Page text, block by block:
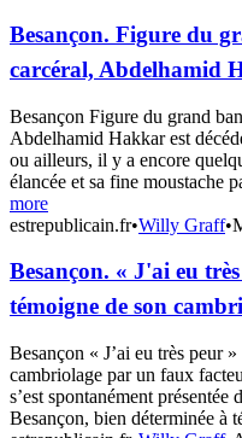
Besançon. Figure du
carcéral, Abdelhamid
Besançon Figure du grand
Abdelhamid Hakkar est
ou ailleurs, il y a encore
élancée et sa fine moustache
more
estrepublicain.fr•Willy Graff•
Besançon. « J'ai eu
témoigne de son
Besançon « J’ai eu très peur
cambriolage par un faux
s’est spontanément
Besançon, bien déterminée à